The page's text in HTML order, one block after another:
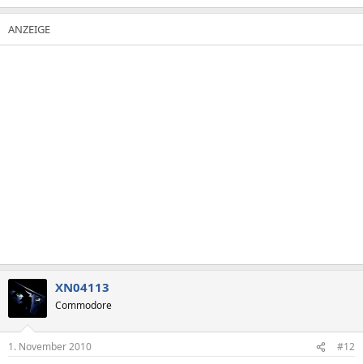
XN04113
Commodore
1. November 2010 #12